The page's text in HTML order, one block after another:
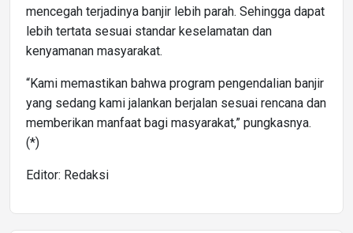
mencegah terjadinya banjir lebih parah. Sehingga dapat
lebih tertata sesuai standar keselamatan dan
kenyamanan masyarakat.
“Kami memastikan bahwa program pengendalian banjir
yang sedang kami jalankan berjalan sesuai rencana dan
memberikan manfaat bagi masyarakat,” pungkasnya.
(*)
Editor: Redaksi